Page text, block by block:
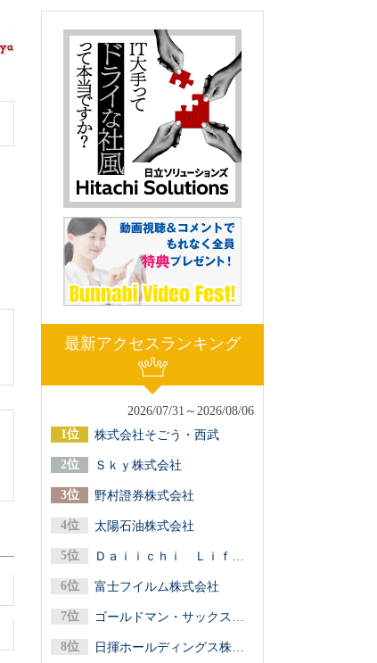
最新アクセスランキング
2026/07/31～2026/08/06
株式会社そごう・西武
Ｓｋｙ株式会社
野村證券株式会社
太陽石油株式会社
Ｄａｉｉｃｈｉ Ｌｉｆｅグループ（第一ライフグループ／第一生命保険）
富士フイルム株式会社
ゴールドマン・サックス証券株式会社
日揮ホールディングス株式会社